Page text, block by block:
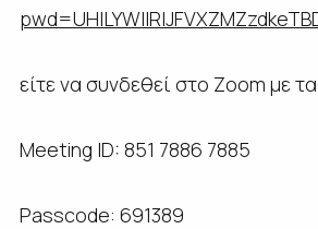
είτε να συνδεθεί στο Zoom με
Meeting ID: 851 7886 7885
Passcode: 691389